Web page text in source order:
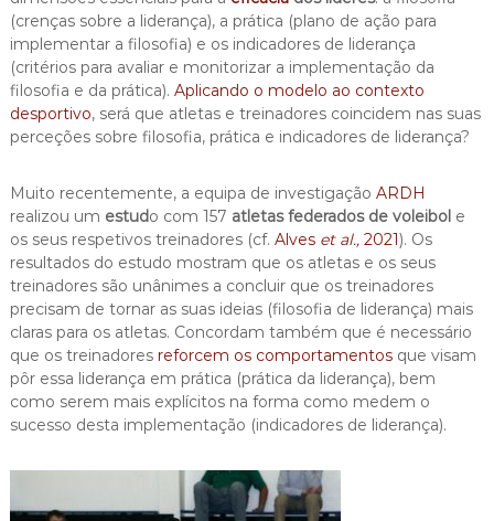
(crenças sobre a liderança), a prática (plano de ação para
implementar a filosofia) e os indicadores de liderança
(critérios para avaliar e monitorizar a implementação da
filosofia e da prática). Aplicando o modelo ao contexto
desportivo, será que atletas e treinadores coincidem nas suas
perceções sobre filosofia, prática e indicadores de liderança?
Muito recentemente, a equipa de investigação ARDH
realizou um estudo com 157 atletas federados de voleibole
os seus respetivos treinadores (cf. Alves et al.,2021). Os
resultados do estudo mostram que os atletas e os seus
treinadores são unânimes a concluir que os treinadores
precisam de tornar as suas ideias (filosofia de liderança) mais
claras para os atletas. Concordam também que é necessário
que os treinadores reforcem os comportamentosque visam
pôr essa liderança em prática (prática da liderança), bem
como serem mais explícitos na forma como medem o
sucesso desta implementação (indicadores de liderança).